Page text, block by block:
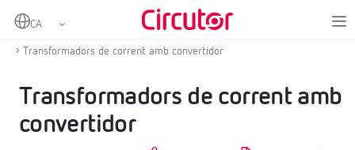
Home
Mesurament i control
Transformadors de corrent amb convertidor
Transformadors de corrent amb
convertidor